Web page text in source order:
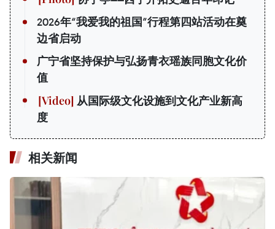
2026年“我爱我的祖国”行程第四站活动在奠
边省启动
广宁省坚持保护与弘扬青衣瑶族同胞文化价
值
从国际级文化设施到文化产业新高
度
相关新闻